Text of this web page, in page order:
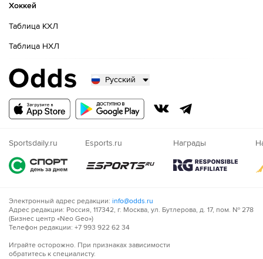
Хоккей
Таблица КХЛ
Таблица НХЛ
Русский
Русский
Nigeria
Sportsdaily.ru Esports.ru Награды
Электронный адрес редакции: info@odds.ru
Адрес редакции: Россия, 117342, г. Москва, ул. Бутлерова, д. 17, пом. № 278
(Бизнес центр «Neo Geo»)
Телефон редакции: +7 993 922 62 34
Играйте осторожно. При признаках зависимости
обратитесь к специалисту.